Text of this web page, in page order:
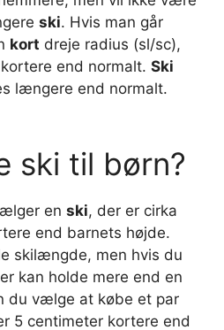
ski. Hvis man går
kort dreje radius (sl/sc),
end normalt. Ski
længere end normalt.
ski til børn?
en ski, der er cirka
end barnets højde.
skilængde, men hvis du
kan holde mere end en
du vælge at købe et par
5 centimeter kortere end